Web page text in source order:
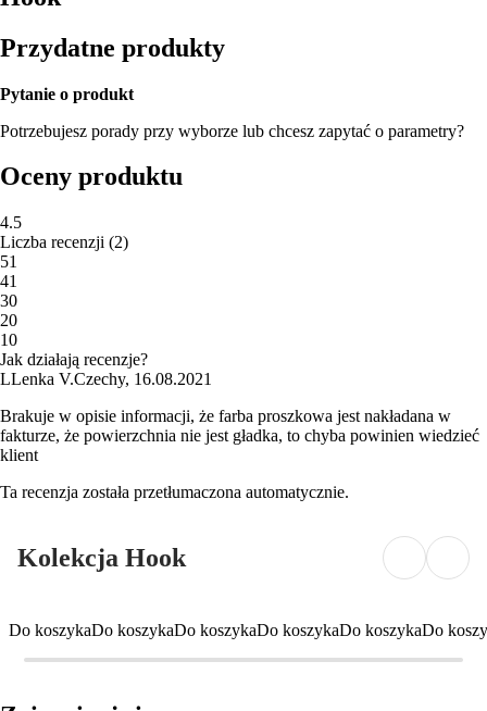
Przydatne produkty
Pytanie o produkt
Potrzebujesz porady przy wyborze lub chcesz zapytać o parametry?
Oceny produktu
4.5
Liczba recenzji (2)
51
41
30
20
10
Jak działają recenzje?
LLenka V.Czechy, 16.08.2021
Brakuje w opisie informacji, że farba proszkowa jest nakładana w
fakturze, że powierzchnia nie jest gładka, to chyba powinien wiedzieć
klient
Ta recenzja została przetłumaczona automatycznie.
Kolekcja Hook
Do koszykaDo koszykaDo koszykaDo koszykaDo koszykaDo